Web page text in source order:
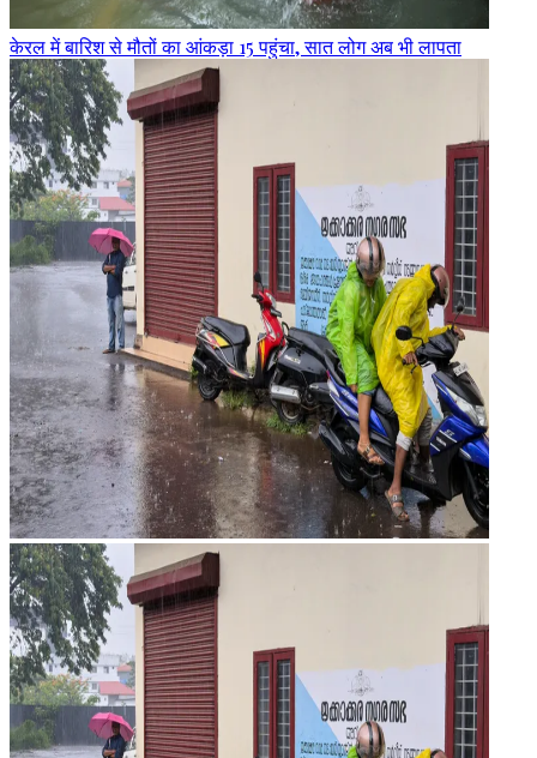
केरल में बारिश से मौतों का आंकड़ा 15 पहुंचा, सात लोग अब भी लापता